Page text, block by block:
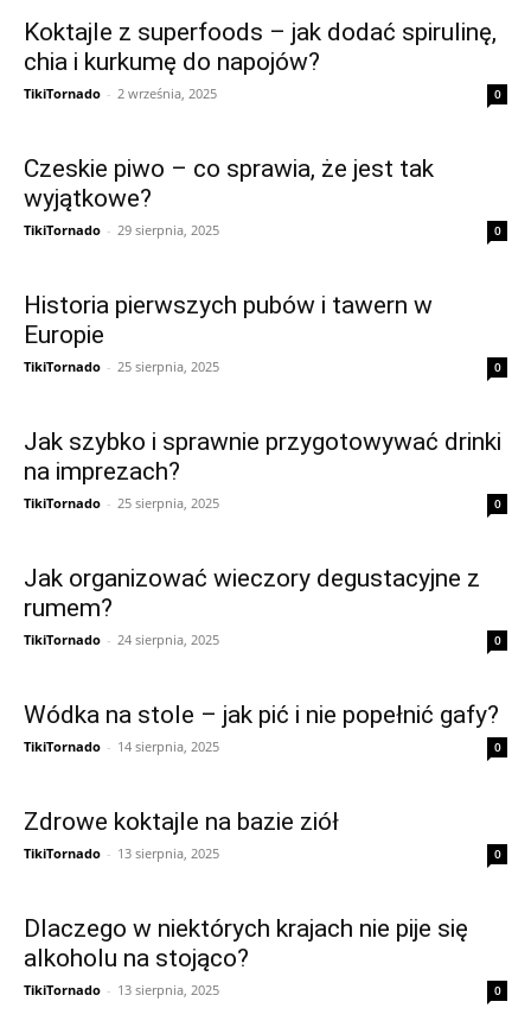
Koktajle z superfoods – jak dodać spirulinę,
chia i kurkumę do napojów?
TikiTornado - 2 września, 2025 0
Czeskie piwo – co sprawia, że jest tak
wyjątkowe?
TikiTornado - 29 sierpnia, 2025 0
Historia pierwszych pubów i tawern w
Europie
TikiTornado - 25 sierpnia, 2025 0
Jak szybko i sprawnie przygotowywać drinki
na imprezach?
TikiTornado - 25 sierpnia, 2025 0
Jak organizować wieczory degustacyjne z
rumem?
TikiTornado - 24 sierpnia, 2025 0
Wódka na stole – jak pić i nie popełnić gafy?
TikiTornado - 14 sierpnia, 2025 0
Zdrowe koktajle na bazie ziół
TikiTornado - 13 sierpnia, 2025 0
Dlaczego w niektórych krajach nie pije się
alkoholu na stojąco?
TikiTornado - 13 sierpnia, 2025 0